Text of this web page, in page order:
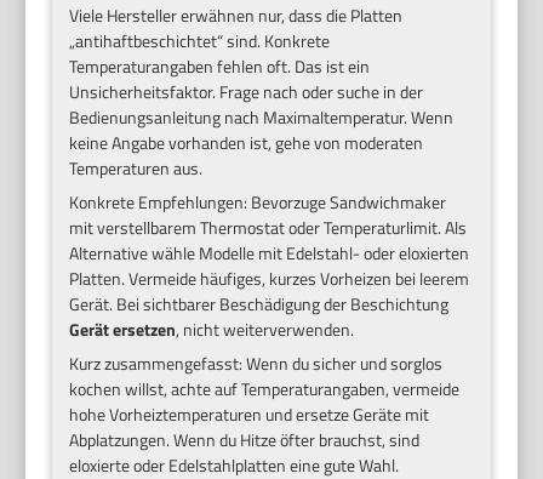
Viele Hersteller erwähnen nur, dass die Platten
„antihaftbeschichtet“ sind. Konkrete
Temperaturangaben fehlen oft. Das ist ein
Unsicherheitsfaktor. Frage nach oder suche in der
Bedienungsanleitung nach Maximaltemperatur. Wenn
keine Angabe vorhanden ist, gehe von moderaten
Temperaturen aus.
Konkrete Empfehlungen: Bevorzuge Sandwichmaker
mit verstellbarem Thermostat oder Temperaturlimit. Als
Alternative wähle Modelle mit Edelstahl- oder eloxierten
Platten. Vermeide häufiges, kurzes Vorheizen bei leerem
Gerät. Bei sichtbarer Beschädigung der Beschichtung
Gerät ersetzen, nicht weiterverwenden.
Kurz zusammengefasst: Wenn du sicher und sorglos
kochen willst, achte auf Temperaturangaben, vermeide
hohe Vorheiztemperaturen und ersetze Geräte mit
Abplatzungen. Wenn du Hitze öfter brauchst, sind
eloxierte oder Edelstahlplatten eine gute Wahl.